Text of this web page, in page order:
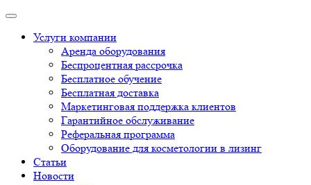
Услуги компании
Аренда оборудования
Беспроцентная рассрочка
Бесплатное обучение
Бесплатная доставка
Маркетинговая поддержка клиентов
Гарантийное обслуживание
Реферальная программа
Оборудование для косметологии в лизинг
Статьи
Новости